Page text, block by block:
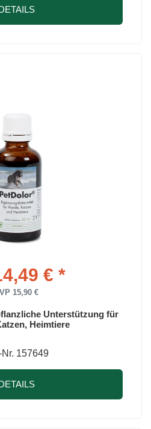
€ *
15,90 €
Unterstützung für
Heimtiere
Nr. 157649